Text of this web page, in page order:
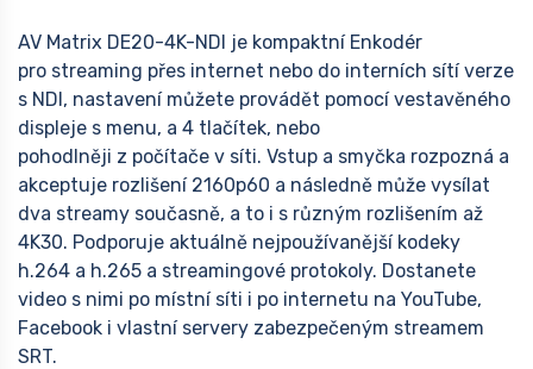
AV Matrix DE20-4K-NDI je kompaktní Enkodér
pro streaming přes internet nebo do interních sítí verze
s NDI, nastavení můžete provádět pomocí vestavěného
displeje s menu, a 4 tlačítek, nebo
pohodlněji z počítače v síti. Vstup a smyčka rozpozná a
akceptuje rozlišení 2160p60 a následně může vysílat
dva streamy současně, a to i s různým rozlišením až
4K30. Podporuje aktuálně nejpoužívanější kodeky
h.264 a h.265 a streamingové protokoly. Dostanete
video s nimi po místní síti i po internetu na YouTube,
Facebook i vlastní servery zabezpečeným streamem
SRT.